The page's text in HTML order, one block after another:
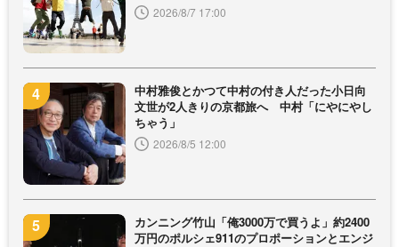
2026/8/7 17:00
中村雅俊とかつて中村の付き人だった小日向
文世が2人きりの京都旅へ 中村「にやにやし
ちゃう」
2026/8/5 12:00
カンニング竹山「俺3000万で買うよ」約2400
万円のポルシェ911のプロポーションとエンジ